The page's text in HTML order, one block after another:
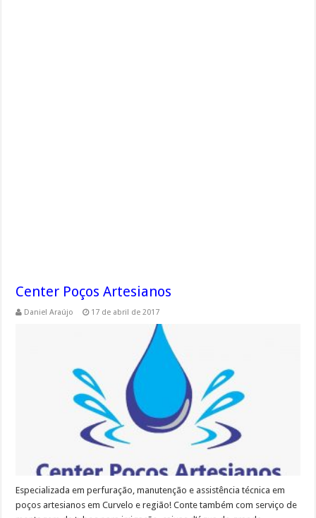
Center Poços Artesianos
Daniel Araújo 17 de abril de 2017
Especializada em perfuração, manutenção e assistência técnica em
poços artesianos em Curvelo e região! Conte também com serviço de